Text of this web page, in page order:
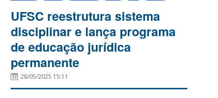
UFSC reestrutura sistema
disciplinar e lança programa
de educação jurídica
permanente
28/05/2025 15:11